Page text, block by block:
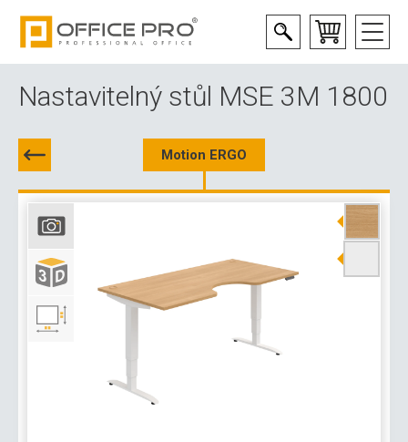
Nastavitelný stůl MSE 3M 1800
Motion ERGO